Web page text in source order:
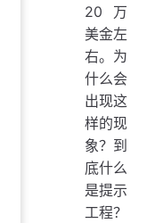
20 万
美金左
右。为
什么会
出现这
样的现
象？到
底什么
是提示
工程？